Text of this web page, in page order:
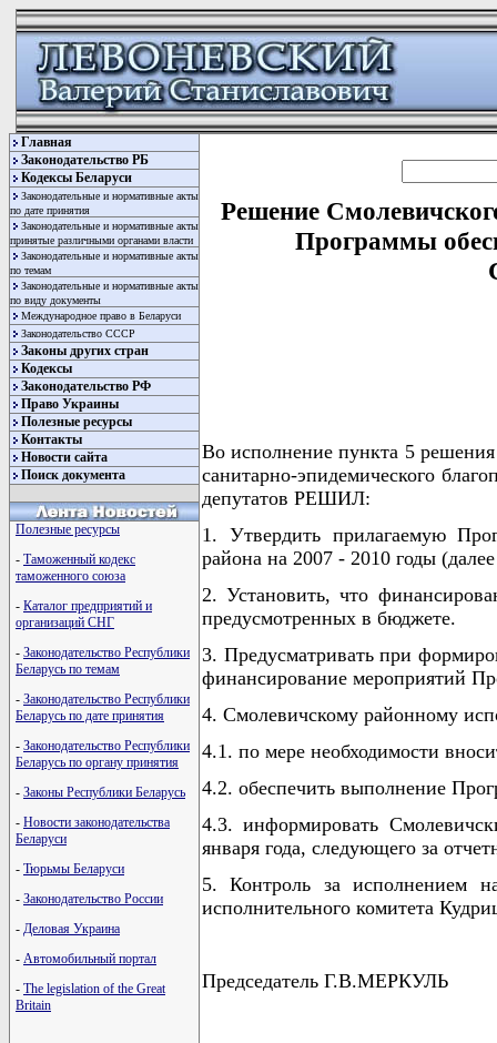
Главная
Законодательство РБ
Кодексы Беларуси
Законодательные и нормативные акты
по дате принятия
Законодательные и нормативные акты
принятые различными органами власти
Законодательные и нормативные акты
по темам
Законодательные и нормативные акты
по виду документы
Международное право в Беларуси
Законодательство СССР
Законы других стран
Кодексы
Законодательство РФ
Право Украины
Полезные ресурсы
Контакты
Новости сайта
Поиск документа
Полезные ресурсы
- Таможенный кодекс
таможенного союза
- Каталог предприятий и
организаций СНГ
- Законодательство Республики
Беларусь по темам
- Законодательство Республики
Беларусь по дате принятия
- Законодательство Республики
Беларусь по органу принятия
- Законы Республики Беларусь
- Новости законодательства
Беларуси
- Тюрьмы Беларуси
- Законодательство России
- Деловая Украина
- Автомобильный портал
- The legislation of the Great
Britain
Решение
Программы
Во исполнение пункта 5
санитарно-эпидемического
депутатов РЕШИЛ:
1. Утвердить прилагаемую
района на 2007 - 2010 годы
2. Установить, что
предусмотренных в бюджете.
3. Предусматривать при
финансирование мероприятий
4. Смолевичскому районному
4.1. по мере необходимости
4.2. обеспечить выполнение
4.3. информировать
января года, следующего за
5. Контроль за исполнением
исполнительного комитета
Председатель Г.В.МЕРКУЛЬ